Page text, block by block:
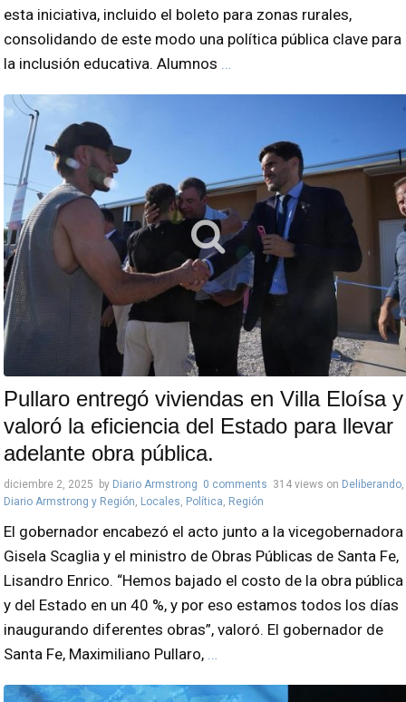
esta iniciativa, incluido el boleto para zonas rurales,
consolidando de este modo una política pública clave para
la inclusión educativa. Alumnos
Pullaro entregó viviendas en Villa Eloísa y
valoró la eficiencia del Estado para llevar
adelante obra pública.
diciembre 2, 2025 by Diario Armstrong 0 comments 314 views on Deliberando,
Diario Armstrong y Región, Locales, Política, Región
El gobernador encabezó el acto junto a la vicegobernadora
Gisela Scaglia y el ministro de Obras Públicas de Santa Fe,
Lisandro Enrico. “Hemos bajado el costo de la obra pública
y del Estado en un 40 %, y por eso estamos todos los días
inaugurando diferentes obras”, valoró. El gobernador de
Santa Fe, Maximiliano Pullaro, …